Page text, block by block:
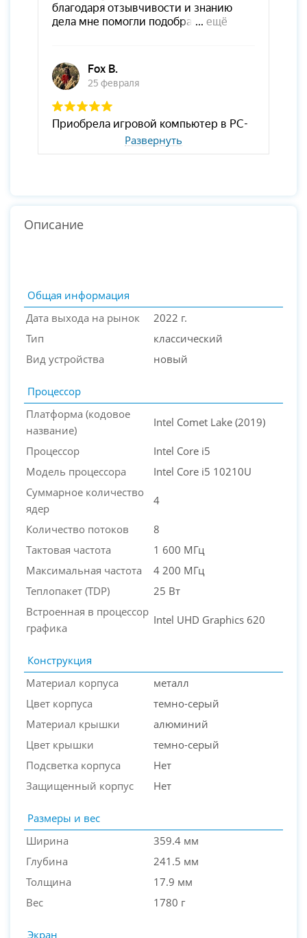
PC-Arena на карте Москвы — Яндекс Карты
Развернуть
Описание
Общая информация
Дата выхода на рынок
2022 г.
Тип
классический
Вид устройства
новый
Процессор
Платформа (кодовое
название)
Intel Comet Lake (2019)
Процессор
Intel Core i5
Модель процессора
Intel Core i5 10210U
Суммарное количество
ядер
4
Количество потоков
8
Тактовая частота
1 600 МГц
Максимальная частота
4 200 МГц
Теплопакет (TDP)
25 Вт
Встроенная в процессор
графика
Intel UHD Graphics 620
Конструкция
Материал корпуса
металл
Цвет корпуса
темно-серый
Материал крышки
алюминий
Цвет крышки
темно-серый
Подсветка корпуса
Нет
Защищенный корпус
Нет
Размеры и вес
Ширина
359.4 мм
Глубина
241.5 мм
Толщина
17.9 мм
Вес
1780 г
Экран